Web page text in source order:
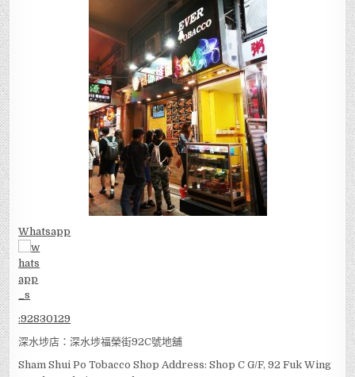
Whatsapp
:92830129
深水埗店：深水埗福榮街92C號地舖
Sham Shui Po Tobacco Shop Address: Shop C G/F, 92 Fuk Wing